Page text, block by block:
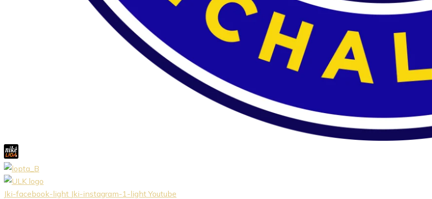
Jki-facebook-light Jki-instagram-1-light Youtube